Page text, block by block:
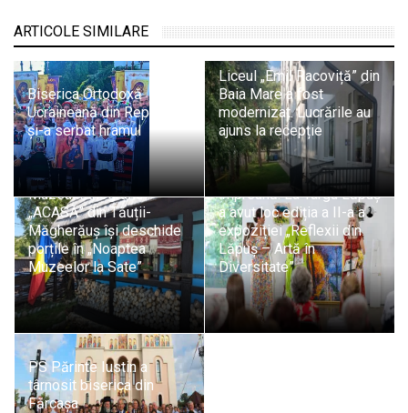
ARTICOLE SIMILARE
Biserica Ortodoxă
Ucraineană din Repedea
și-a serbat hramul
Liceul „Emil Racoviță” din
Baia Mare a fost
modernizat. Lucrările au
ajuns la recepție
Muzeul Etnografic
„ACASĂ” din Tăuții-
Măgherăuș își deschide
porțile în „Noaptea
Muzeelor la Sate”
Arta a adus comunitatea
împreună: La Târgu Lăpuș
a avut loc ediția a II-a a
expoziției „Reflexii din
Lăpuș – Artă în
Diversitate”
PS Părinte Iustin a
târnosit biserica din
Fărcașa